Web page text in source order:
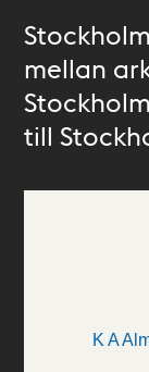
mellan
till
K A